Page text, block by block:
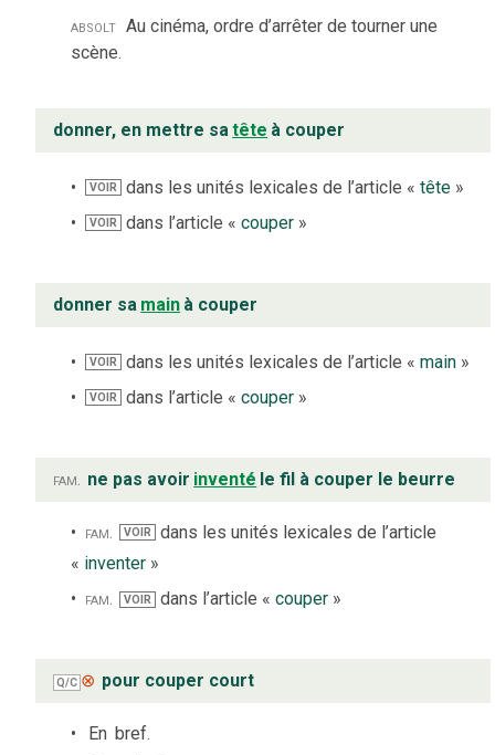
absolt Au cinéma, ordre d’arrêter de tourner une
scène.
donner, en mettre sa tête à couper
VOIR dans les unités lexicales de l’article «tête »
VOIR dans l’article «couper »
donner sa main à couper
VOIR dans les unités lexicales de l’article «main »
VOIR dans l’article «couper »
fam. ne pas avoir inventé le fil à couper le beurre
fam. VOIR
dans les unités lexicales de l’article
« inventer »
fam.
VOIR dans l’article « couper»
Q/C ⊗ pour couper court
En bref.